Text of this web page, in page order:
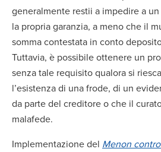
generalmente restii a impedire a
la propria garanzia, a meno che il
somma contestata in conto
Tuttavia, è possibile ottenere un
senza tale requisito qualora si
l’esistenza di una frode, di un
da parte del creditore o che il
malafede.
Implementazione del Menon